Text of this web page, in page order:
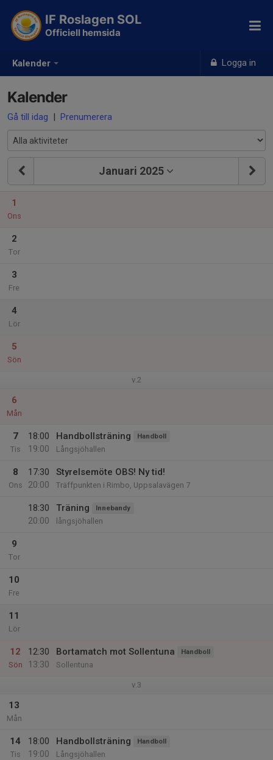
Kalender Logga in
IF Roslagen SOL
Officiell hemsida
Kalender
Gå till idag | Prenumerera
Januari 2025
1
Ons
2
Tor
3
Fre
4
Lör
5
Sön
v.2
6
Mån
7
Tis
18:00
19:00
Handbollsträning Handboll
Långsjöhallen
8
Ons
17:30
20:00
Styrelsemöte OBS! Ny tid!
Träffpunkten i Rimbo, Uppsalavägen 7
18:30
20:00
Träning Innebandy
långsjöhallen
9
Tor
10
Fre
11
Lör
12
Sön
12:30
13:30
Bortamatch mot Sollentuna Handboll
Sollentuna
v.3
13
Mån
14
Tis
18:00
19:00
Handbollsträning Handboll
Långsjöhallen